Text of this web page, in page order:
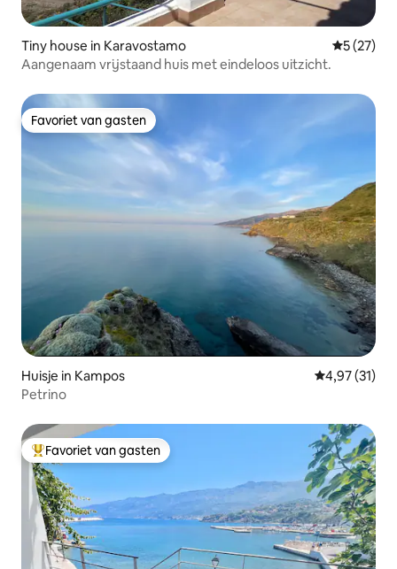
Tiny house in Karavostamo
5 (27)
Aangenaam vrijstaand huis met eindeloos uitzicht.
Favoriet van gasten
Favoriet van gasten
Huisje in Kampos Gemiddelde
4,97 (31)
Petrino
Topfavoriet van gasten
Favoriet van gasten